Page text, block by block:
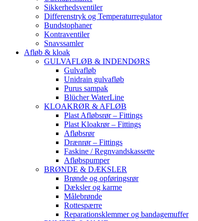
Sikkerhedsventiler
Differenstryk og Temperaturregulator
Bundstophaner
Kontraventiler
Snavssamler
Afløb & kloak
GULVAFLØB & INDENDØRS
Gulvafløb
Unidrain gulvafløb
Purus sampak
Blücher WaterLine
KLOAKRØR & AFLØB
Plast Afløbsrør – Fittings
Plast Kloakrør – Fittings
Afløbsrør
Drænrør – Fittings
Faskine / Regnvandskassette
Afløbspumper
BRØNDE & DÆKSLER
Brønde og opføringsrør
Dæksler og karme
Målebrønde
Rottespærre
Reparationsklemmer og bandagemuffer